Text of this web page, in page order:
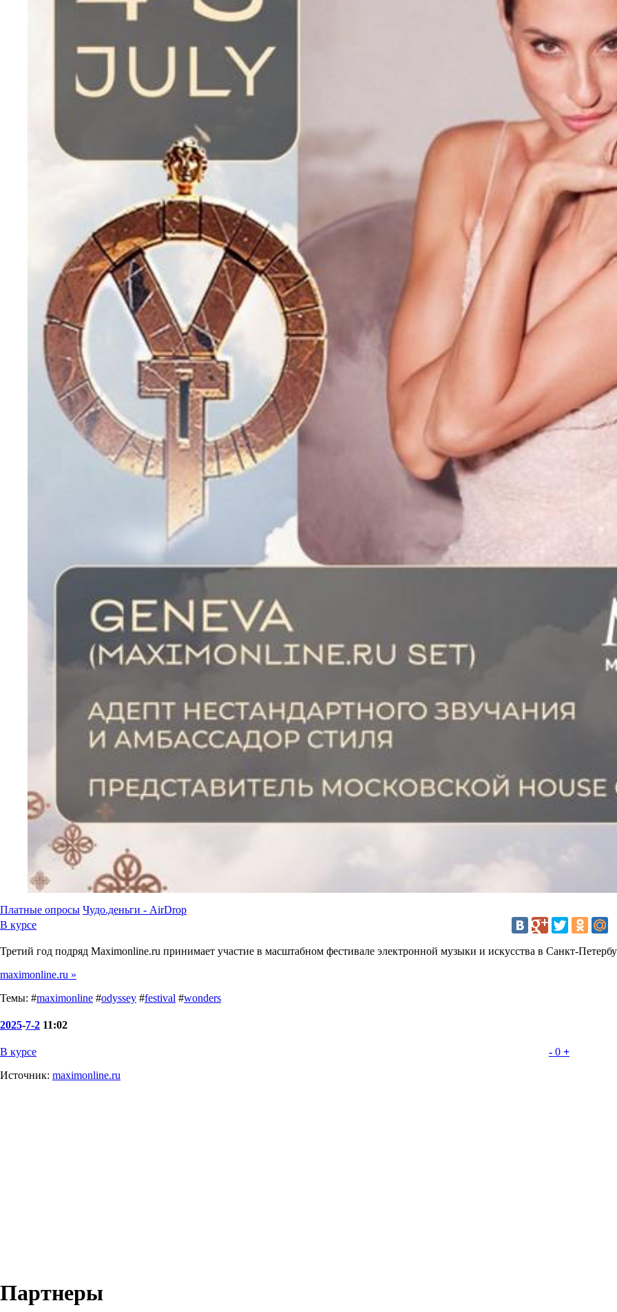
Платные опросы Чудо.деньги - AirDrop
В курсе
Третий год подряд Maximonline.ru принимает участие в масштабном фестивале электронной музыки и искусства в Санкт-
maximonline.ru »
Темы: #maximonline #odyssey #festival #wonders
2025-7-2 11:02
В курсе - 0 +
Источник: maximonline.ru
Партнеры